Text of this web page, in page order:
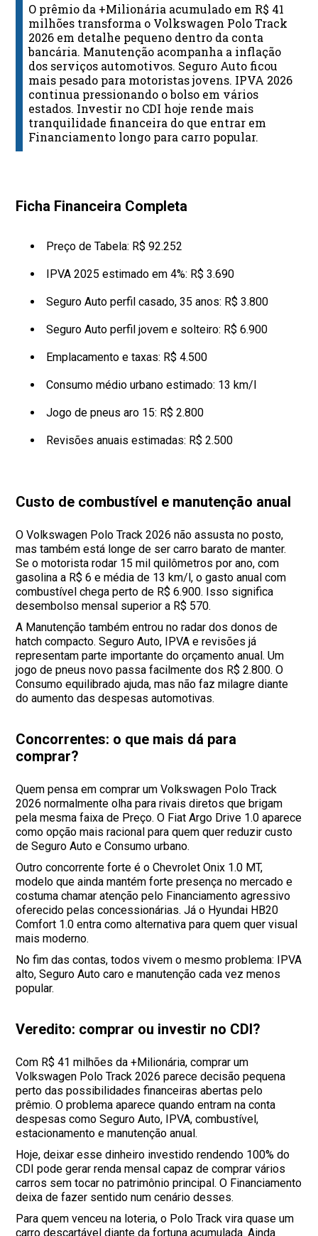
O prêmio da +Milionária acumulado em R$ 41
milhões transforma o Volkswagen Polo Track
2026 em detalhe pequeno dentro da conta
bancária. Manutenção acompanha a inflação
dos serviços automotivos. Seguro Auto ficou
mais pesado para motoristas jovens. IPVA 2026
continua pressionando o bolso em vários
estados. Investir no CDI hoje rende mais
tranquilidade financeira do que entrar em
Financiamento longo para carro popular.
Ficha Financeira Completa
Preço de Tabela: R$ 92.252
IPVA 2025 estimado em 4%: R$ 3.690
Seguro Auto perfil casado, 35 anos: R$ 3.800
Seguro Auto perfil jovem e solteiro: R$ 6.900
Emplacamento e taxas: R$ 4.500
Consumo médio urbano estimado: 13 km/l
Jogo de pneus aro 15: R$ 2.800
Revisões anuais estimadas: R$ 2.500
Custo de combustível e manutenção anual
O Volkswagen Polo Track 2026 não assusta no posto,
mas também está longe de ser carro barato de manter.
Se o motorista rodar 15 mil quilômetros por ano, com
gasolina a R$ 6 e média de 13 km/l, o gasto anual com
combustível chega perto de R$ 6.900. Isso significa
desembolso mensal superior a R$ 570.
A Manutenção também entrou no radar dos donos de
hatch compacto. Seguro Auto, IPVA e revisões já
representam parte importante do orçamento anual. Um
jogo de pneus novo passa facilmente dos R$ 2.800. O
Consumo equilibrado ajuda, mas não faz milagre diante
do aumento das despesas automotivas.
Concorrentes: o que mais dá para
comprar?
Quem pensa em comprar um Volkswagen Polo Track
2026 normalmente olha para rivais diretos que brigam
pela mesma faixa de Preço. O Fiat Argo Drive 1.0 aparece
como opção mais racional para quem quer reduzir custo
de Seguro Auto e Consumo urbano.
Outro concorrente forte é o Chevrolet Onix 1.0 MT,
modelo que ainda mantém forte presença no mercado e
costuma chamar atenção pelo Financiamento agressivo
oferecido pelas concessionárias. Já o Hyundai HB20
Comfort 1.0 entra como alternativa para quem quer visual
mais moderno.
No fim das contas, todos vivem o mesmo problema: IPVA
alto, Seguro Auto caro e manutenção cada vez menos
popular.
Veredito: comprar ou investir no CDI?
Com R$ 41 milhões da +Milionária, comprar um
Volkswagen Polo Track 2026 parece decisão pequena
perto das possibilidades financeiras abertas pelo
prêmio. O problema aparece quando entram na conta
despesas como Seguro Auto, IPVA, combustível,
estacionamento e manutenção anual.
Hoje, deixar esse dinheiro investido rendendo 100% do
CDI pode gerar renda mensal capaz de comprar vários
carros sem tocar no patrimônio principal. O Financiamento
deixa de fazer sentido num cenário desses.
Para quem venceu na loteria, o Polo Track vira quase um
carro descartável diante da fortuna acumulada. Ainda